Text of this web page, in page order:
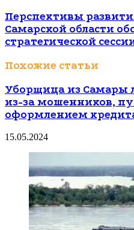
Перспективы
Самарской области
стратегической
Похожие статьи
Уборщица из Самары
из-за мошенников,
оформлением
15.05.2024